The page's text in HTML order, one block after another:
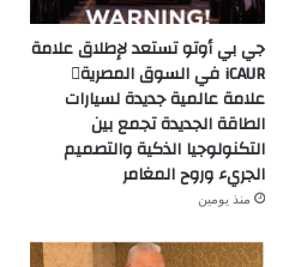
جي بي أوتو تستعد لإطلاق علامة
iCAUR في السوق المصرية
علامة عالمية جديدة لسيارات
الطاقة الجديدة تجمع بين
التكنولوجيا الذكية والتصميم
الجريء وروح المغامر
منذ يومين